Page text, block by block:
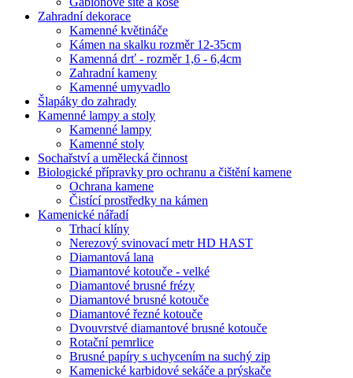
Zahradní dekorace
Kamenné květináče
Kámen na skalku rozměr 12-35cm
Kamenná drť - rozměr 1,6 - 6,4cm
Zahradní kameny
Kamenné umyvadlo
Šlapáky do zahrady
Kamenné lampy a stoly
Kamenné lampy
Kamenné stoly
Sochařství a umělecká činnost
Biologické přípravky pro ochranu a čištění kamene
Ochrana kamene
Čistící prostředky na kámen
Kamenické nářadí
Trhací klíny
Nerezový svinovací metr HD HAST
Diamantová lana
Diamantové kotouče - velké
Diamantové brusné frézy
Diamantové brusné kotouče
Diamantové řezné kotouče
Dvouvrstvé diamantové brusné kotouče
Rotační pemrlice
Brusné papíry s uchycením na suchý zip
Kamenické karbidové sekáče a prýskače